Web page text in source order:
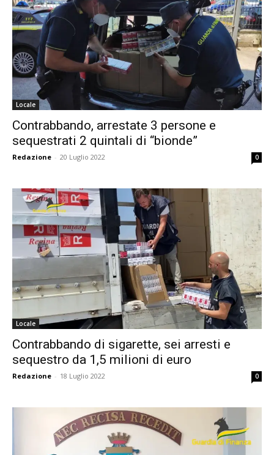
Locale
Contrabbando, arrestate 3 persone e
sequestrati 2 quintali di “bionde”
Redazione - 20 Luglio 2022 0
Locale
Contrabbando di sigarette, sei arresti e
sequestro da 1,5 milioni di euro
Redazione - 18 Luglio 2022 0